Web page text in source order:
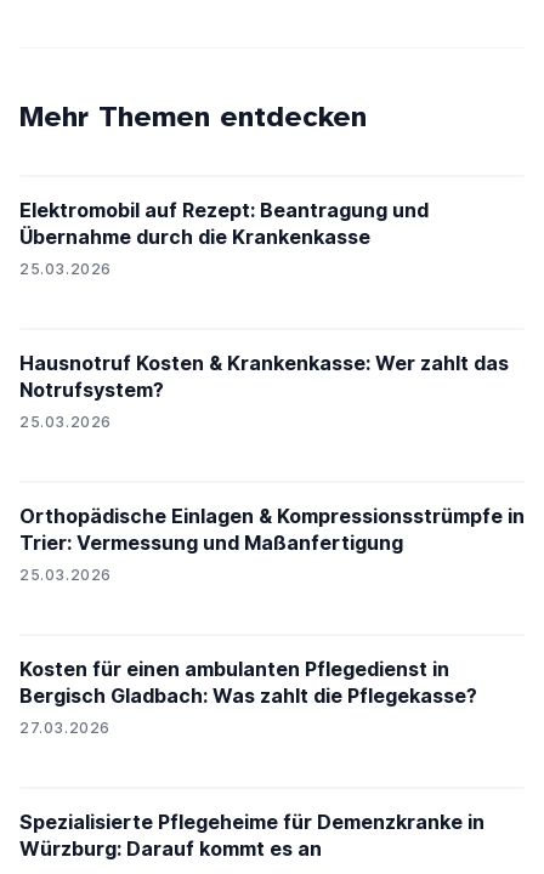
Mehr Themen entdecken
Elektromobil auf Rezept: Beantragung und
Übernahme durch die Krankenkasse
25.03.2026
Hausnotruf Kosten & Krankenkasse: Wer zahlt das
Notrufsystem?
25.03.2026
Orthopädische Einlagen & Kompressionsstrümpfe in
Trier: Vermessung und Maßanfertigung
25.03.2026
Kosten für einen ambulanten Pflegedienst in
Bergisch Gladbach: Was zahlt die Pflegekasse?
27.03.2026
Spezialisierte Pflegeheime für Demenzkranke in
Würzburg: Darauf kommt es an